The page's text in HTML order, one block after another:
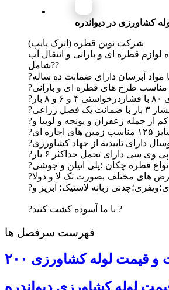
کشاورزی در دیواندره
شرکت نوین قطره (اترک پایپ)
لوازم قطره ای و بارانی و انتقال آب
شامل??
?
?
وی سی دارای تحمل حداکثر ۶ بار
عرض های مختلف بصورت تک لا و دولا
?با ما آسوده کشت کنید ?
فهرست سرفصل ها
و قیمت لوله کشاورزی ۲۰۰